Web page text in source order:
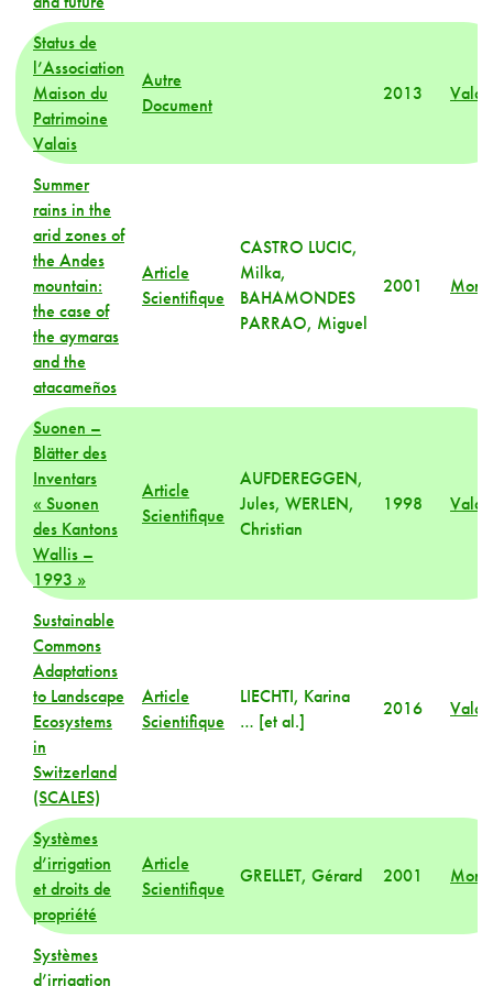
Status de
l’Association
Maison du
Patrimoine
Valais
Autre
Document
2013 Valais
Summer
rains in the
arid zones of
the Andes
mountain:
the case of
the aymaras
and the
atacameños
Article
Scientifique
CASTRO LUCIC,
Milka,
BAHAMONDES
PARRAO, Miguel
2001
Suonen –
Blätter des
Inventars
« Suonen
des Kantons
Wallis –
1993 »
Article
Scientifique
AUFDEREGGEN,
Jules, WERLEN,
Christian
1998 Valais
Sustainable
Commons
Adaptations
to Landscape
Ecosystems
in
Switzerland
(SCALES)
Article
Scientifique
LIECHTI, Karina
… [et al.]
2016 Valais
Systèmes
d’irrigation
et droits de
propriété
Article
Scientifique
GRELLET, Gérard 2001
Systèmes
d’irrigation